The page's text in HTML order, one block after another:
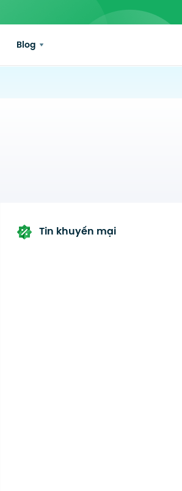
Blog
Tin khuyến mại